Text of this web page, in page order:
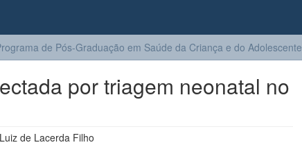
de Pós-Graduação em Saúde da Criança e do Adolescente
por triagem neonatal no
de Lacerda Filho